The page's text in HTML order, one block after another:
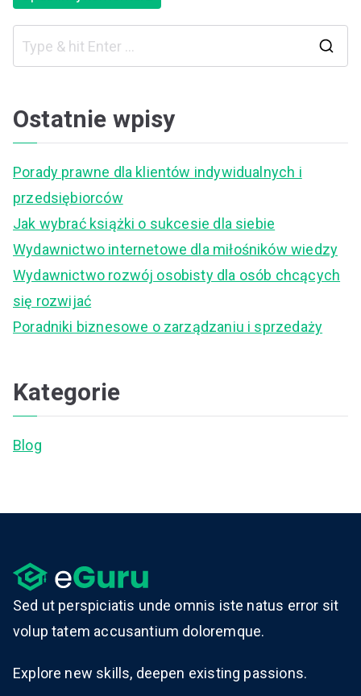
Ostatnie wpisy
Porady prawne dla klientów indywidualnych i
przedsiębiorców
Jak wybrać książki o sukcesie dla siebie
Wydawnictwo internetowe dla miłośników wiedzy
Wydawnictwo rozwój osobisty dla osób chcących
się rozwijać
Poradniki biznesowe o zarządzaniu i sprzedaży
Kategorie
Blog
Sed ut perspiciatis unde omnis iste natus error sit
volup tatem accusantium doloremque.
Explore new skills, deepen existing passions.